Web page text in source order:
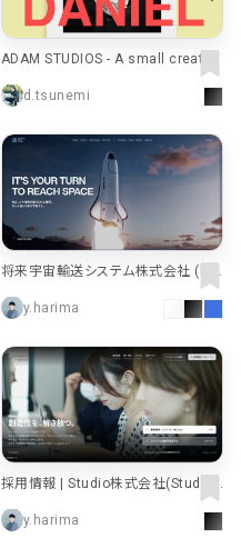
ADAM STUDIOS - A small creative
d.tsunemi
将来宇宙輸送システム株式会社 (IS
C) | 毎日、人や貨物が届けられる世
界。そんな当たり前を宇宙でも。
y.harima
採用情報 | Studio株式会社(Studio,
y.harima